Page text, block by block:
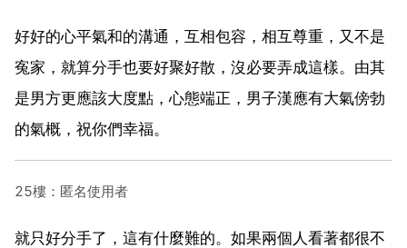
好好的心平氣和的溝通，互相包容，相互尊重，又不是
寃家，就算分手也要好聚好散，沒必要弄成這樣。由其
是男方更應該大度點，心態端正，男子漢應有大氣傍勃
的氣概，祝你們幸福。
25樓：匿名使用者
就只好分手了，這有什麼難的。如果兩個人看著都很不